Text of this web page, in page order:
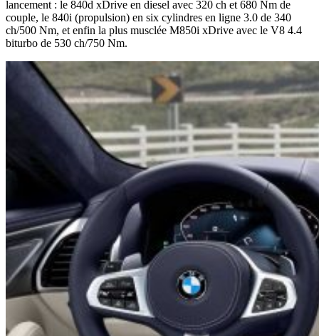
lancement : le 840d xDrive en diesel avec 320 ch et 680 Nm de
couple, le 840i (propulsion) en six cylindres en ligne 3.0 de 340
ch/500 Nm, et enfin la plus musclée M850i xDrive avec le V8 4.4
biturbo de 530 ch/750 Nm.